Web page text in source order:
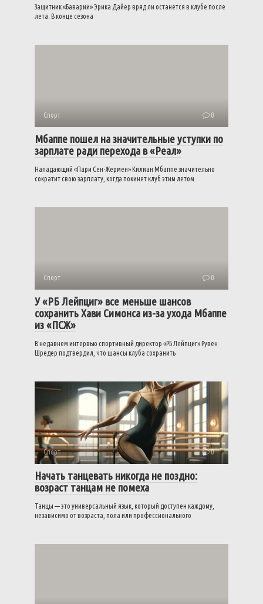
Защитник «Баварии» Эрика Дайер вряд ли останется в клубе после
лета. В конце сезона
Спорт 0
Мбаппе пошел на значительные уступки по
зарплате ради перехода в «Реал»
Нападающий «Пари Сен-Жермен» Килиан Мбаппе значительно
сократит свою зарплату, когда покинет клуб этим летом.
Спорт 0
У «РБ Лейпциг» все меньше шансов
сохранить Хави Симонса из-за ухода Мбаппе
из «ПСЖ»
В недавнем интервью спортивный директор «РБ Лейпциг» Рувен
Шредер подтвердил, что шансы клуба сохранить
Спорт 0
Начать танцевать никогда не поздно:
возраст танцам не помеха
Танцы — это универсальный язык, который доступен каждому,
независимо от возраста, пола или профессионального